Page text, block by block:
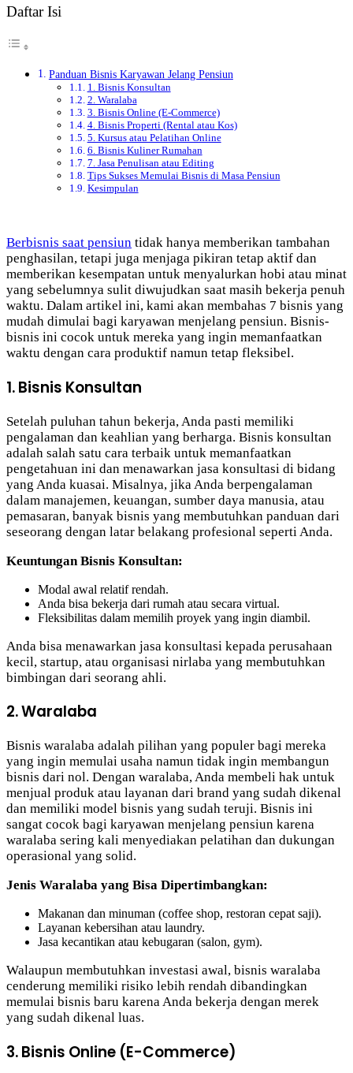
Daftar Isi
Panduan Bisnis Karyawan Jelang Pensiun
1. Bisnis Konsultan
2. Waralaba
3. Bisnis Online (E-Commerce)
4. Bisnis Properti (Rental atau Kos)
5. Kursus atau Pelatihan Online
6. Bisnis Kuliner Rumahan
7. Jasa Penulisan atau Editing
Tips Sukses Memulai Bisnis di Masa Pensiun
Kesimpulan
Berbisnis saat pensiun tidak hanya memberikan tambahan
penghasilan, tetapi juga menjaga pikiran tetap aktif dan
memberikan kesempatan untuk menyalurkan hobi atau minat
yang sebelumnya sulit diwujudkan saat masih bekerja penuh
waktu. Dalam artikel ini, kami akan membahas 7 bisnis yang
mudah dimulai bagi karyawan menjelang pensiun. Bisnis-
bisnis ini cocok untuk mereka yang ingin memanfaatkan
waktu dengan cara produktif namun tetap fleksibel.
1. Bisnis Konsultan
Setelah puluhan tahun bekerja, Anda pasti memiliki
pengalaman dan keahlian yang berharga. Bisnis konsultan
adalah salah satu cara terbaik untuk memanfaatkan
pengetahuan ini dan menawarkan jasa konsultasi di bidang
yang Anda kuasai. Misalnya, jika Anda berpengalaman
dalam manajemen, keuangan, sumber daya manusia, atau
pemasaran, banyak bisnis yang membutuhkan panduan dari
seseorang dengan latar belakang profesional seperti Anda.
Keuntungan Bisnis Konsultan:
Modal awal relatif rendah.
Anda bisa bekerja dari rumah atau secara virtual.
Fleksibilitas dalam memilih proyek yang ingin diambil.
Anda bisa menawarkan jasa konsultasi kepada perusahaan
kecil, startup, atau organisasi nirlaba yang membutuhkan
bimbingan dari seorang ahli.
2. Waralaba
Bisnis waralaba adalah pilihan yang populer bagi mereka
yang ingin memulai usaha namun tidak ingin membangun
bisnis dari nol. Dengan waralaba, Anda membeli hak untuk
menjual produk atau layanan dari brand yang sudah dikenal
dan memiliki model bisnis yang sudah teruji. Bisnis ini
sangat cocok bagi karyawan menjelang pensiun karena
waralaba sering kali menyediakan pelatihan dan dukungan
operasional yang solid.
Jenis Waralaba yang Bisa Dipertimbangkan:
Makanan dan minuman (coffee shop, restoran cepat saji).
Layanan kebersihan atau laundry.
Jasa kecantikan atau kebugaran (salon, gym).
Walaupun membutuhkan investasi awal, bisnis waralaba
cenderung memiliki risiko lebih rendah dibandingkan
memulai bisnis baru karena Anda bekerja dengan merek
yang sudah dikenal luas.
3. Bisnis Online (E-Commerce)